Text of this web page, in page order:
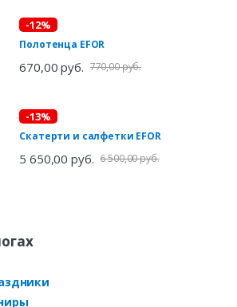
-12%
Полотенца EFOR
670,00 руб. 770,00 руб.
-13%
Скатерти и салфетки EFOR
5 650,00 руб. 6 500,00 руб.